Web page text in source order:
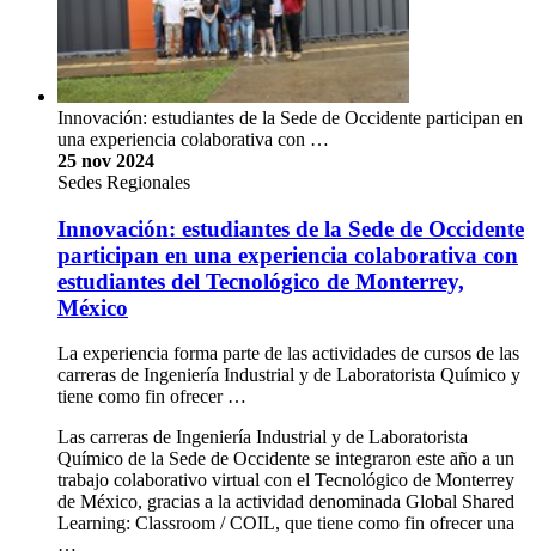
Innovación: estudiantes de la Sede de Occidente participan en
una experiencia colaborativa con …
25 nov 2024
Sedes Regionales
Innovación: estudiantes de la Sede de Occidente
participan en una experiencia colaborativa con
estudiantes del Tecnológico de Monterrey,
México
La experiencia forma parte de las actividades de cursos de las
carreras de Ingeniería Industrial y de Laboratorista Químico y
tiene como fin ofrecer …
Las carreras de Ingeniería Industrial y de Laboratorista
Químico de la Sede de Occidente se integraron este año a un
trabajo colaborativo virtual con el Tecnológico de Monterrey
de México, gracias a la actividad denominada Global Shared
Learning: Classroom / COIL, que tiene como fin ofrecer una
…